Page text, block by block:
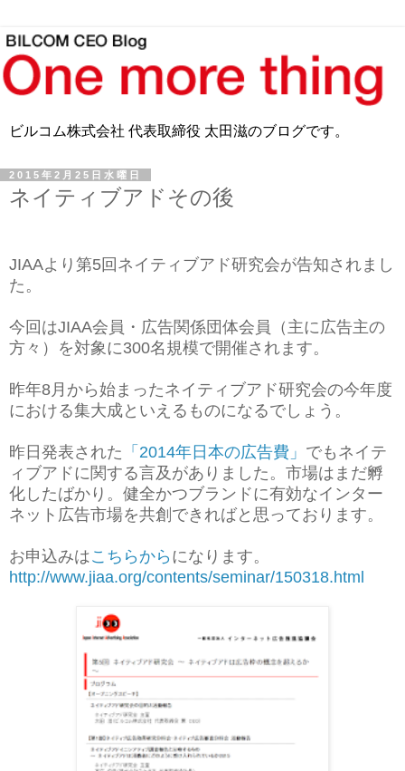
ビルコム株式会社 代表取締役 太田滋のブログです。
2015年2月25日水曜日
ネイティブアドその後
JIAAより第5回ネイティブアド研究会が告知されまし
た。
今回はJIAA会員・広告関係団体会員（主に広告主の
方々）を対象に300名規模で開催されます。
昨年8月から始まったネイティブアド研究会の今年度
における集大成といえるものになるでしょう。
昨日発表された 「2014年日本の広告費」 でもネイテ
ィブアドに関する言及がありました。市場はまだ孵
化したばかり。健全かつブランドに有効なインター
ネット広告市場を共創できればと思っております。
お申込みはこちらから になります。
http://www.jiaa.org/contents/seminar/150318.html